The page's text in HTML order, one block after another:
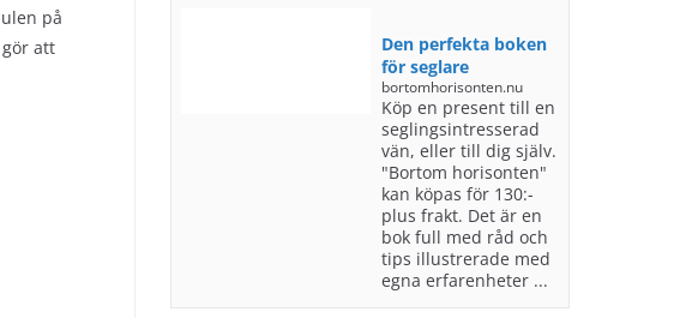
på
att
Den perfekta boken
för seglare
bortomhorisonten.nu
Köp en present till en
seglingsintresserad
vän, eller till dig själv.
"Bortom horisonten"
kan köpas för 130:-
plus frakt. Det är en
bok full med råd och
tips illustrerade med
egna erfarenheter ...